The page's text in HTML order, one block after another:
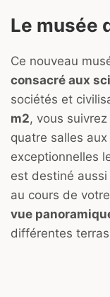
Le musée
Ce nouveau
consacré aux
sociétés et
m2, vous
quatre salles
exceptionnelles
est destiné aussi
au cours de
vue
différentes